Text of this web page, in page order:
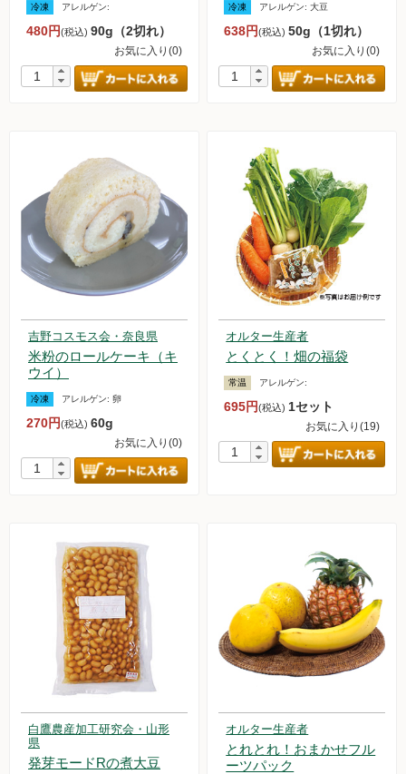
新規募集中！
フランチャイズビジネス
定期購入について
冷凍 アレルゲン:
480円(税込) 90g（2切れ）
お気に入り(0)
冷凍 アレルゲン:大豆
638円(税込)50g（1切れ）
お気に入り(0)
吉野コスモス会・奈良県
米粉のロールケーキ（キ
ウイ）
冷凍 アレルゲン: 卵
270円(税込) 60g
お気に入り(0)
オルター生産者
とくとく！畑の福袋
常温 アレルゲン:
695円(税込) 1セット
お気に入り(19)
白鷹農産加工研究会・山形
県
発芽モードRの煮大豆
オルター生産者
とれとれ！おまかせフル
ーツパック